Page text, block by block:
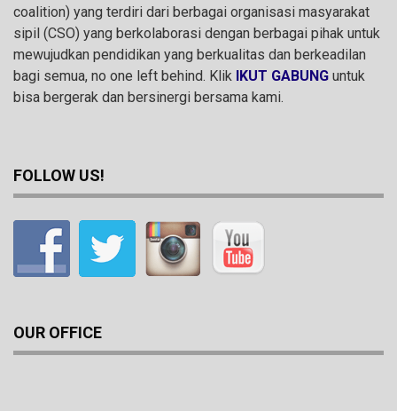
coalition) yang terdiri dari berbagai organisasi masyarakat
sipil (CSO) yang berkolaborasi dengan berbagai pihak untuk
mewujudkan pendidikan yang berkualitas dan berkeadilan
bagi semua, no one left behind. Klik IKUT GABUNG untuk
bisa bergerak dan bersinergi bersama kami.
FOLLOW US!
OUR OFFICE